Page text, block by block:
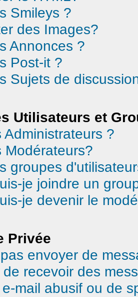
Smileys ?
des Images?
Annonces ?
Post-it ?
Sujets de
Utilisateurs et
Administrateurs ?
Modérateurs?
groupes
je joindre un
je devenir le
Privée
envoyer de
recevoir des
mail abusif ou de